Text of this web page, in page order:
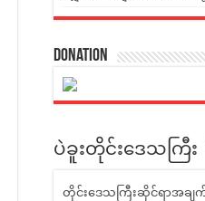
Donation
ပဲခူးတိုင်းဒေသကြီး
တိုင်းဒေသကြီးဆိုင်ရာအချ